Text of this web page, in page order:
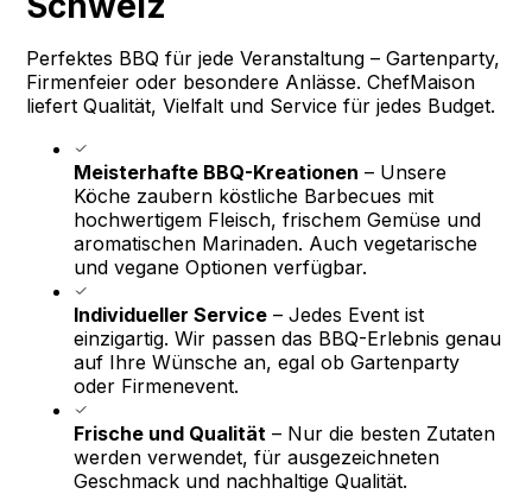
Perfektes BBQ für jede Veranstaltung – Gartenparty,
Firmenfeier oder besondere Anlässe. ChefMaison
liefert Qualität, Vielfalt und Service für jedes Budget.
Meisterhafte BBQ-Kreationen – Unsere
Köche zaubern köstliche Barbecues mit
hochwertigem Fleisch, frischem Gemüse und
aromatischen Marinaden. Auch vegetarische
und vegane Optionen verfügbar.
Individueller Service – Jedes Event ist
einzigartig. Wir passen das BBQ-Erlebnis genau
auf Ihre Wünsche an, egal ob Gartenparty
oder Firmenevent.
Frische und Qualität – Nur die besten Zutaten
werden verwendet, für ausgezeichneten
Geschmack und nachhaltige Qualität.